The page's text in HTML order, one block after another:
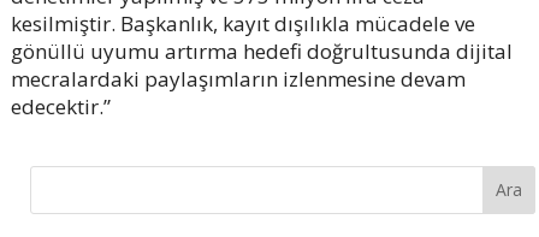
kesilmiştir. Başkanlık, kayıt dışılıkla mücadele ve
gönüllü uyumu artırma hedefi doğrultusunda dijital
mecralardaki paylaşımların izlenmesine devam
edecektir.”
Ara